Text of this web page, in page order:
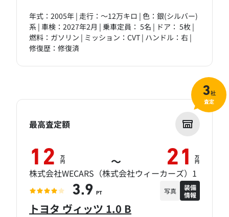
年式：2005年 | 走行：～12万キロ | 色：銀(シルバー)
系 | 車検：2027年2月 | 乗車定員： 5名 | ドア： 5枚 |
燃料：ガソリン | ミッション：CVT | ハンドル：右 |
修復歴：修復済
トヨタ ヴィッツ 1.0 B
最高査定額
12 万
円 ～ 21 万
円
株式会社WECARS（株式会社ウィーカーズ）1
3.9 PT 写真
装備
情報
3社
査定